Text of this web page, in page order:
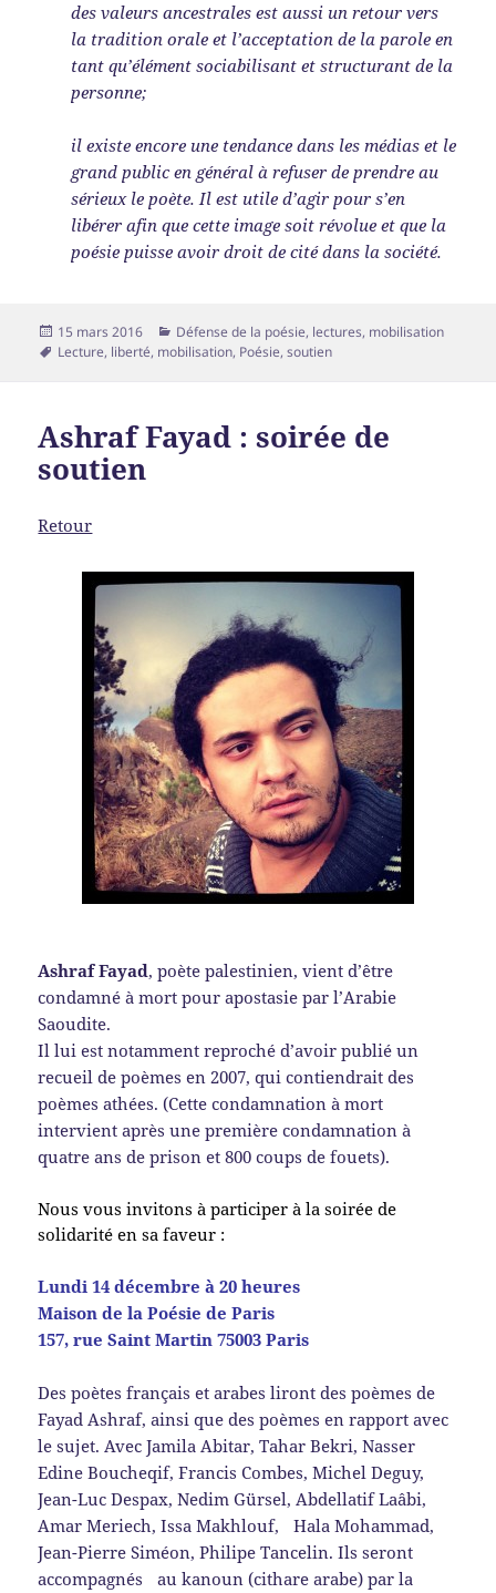
des valeurs ancestrales est aussi un retour vers
la tradition orale et l’acceptation de la parole en
tant qu’élément sociabilisant et structurant de la
personne;
il existe encore une tendance dans les médias et le
grand public en général à refuser de prendre au
sérieux le poète. Il est utile d’agir pour s’en
libérer afin que cette image soit révolue et que la
poésie puisse avoir droit de cité dans la société.
Publié
le
15 mars 2016 Catégories
Défense de la poésie, lectures, mobilisation
Mots-
Lecture, liberté, mobilisation, Poésie,soutien
Ashraf Fayad : soirée de
soutien
Retour
Ashraf Fayad, poète palestinien, vient d’être
condamné à mort pour apostasie par l’Arabie
Saoudite.
Il lui est notamment reproché d’avoir publié un
recueil de poèmes en 2007, qui contiendrait des
poèmes athées.(Cette condamnation à mort
intervient après une première condamnation à
quatre ans de prison et 800 coups de fouets).
Nous vous invitons à participer à la soirée de
solidarité en sa faveur :
Lundi 14 décembre à 20 heures
Maison de la Poésie de Paris
157, rue Saint Martin 75003 Paris
Des poètes français et arabes liront des poèmes de
Fayad Ashraf, ainsi que des poèmes en rapport avec
le sujet. Avec Jamila Abitar, Tahar Bekri, Nasser
Edine Boucheqif, Francis Combes, Michel Deguy,
Jean-Luc Despax, Nedim Gürsel, Abdellatif Laâbi,
Amar Meriech, Issa Makhlouf, Hala Mohammad,
Jean-Pierre Siméon, Philipe Tancelin. Ils seront
accompagnés au kanoun (cithare arabe) par la